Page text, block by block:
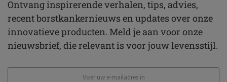
Ontvang inspirerende verhalen, tips, advies,
recent borstkankernieuws en updates over onze
innovatieve producten. Meld je aan voor onze
nieuwsbrief, die relevant is voor jouw levensstijl.